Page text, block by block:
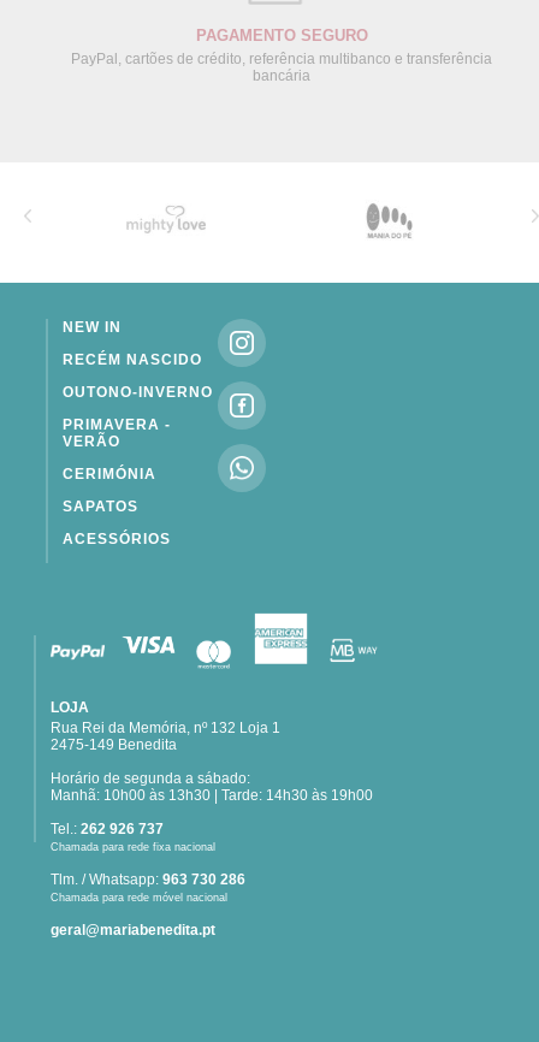
PAGAMENTO SEGURO
PayPal, cartões de crédito, referência multibanco e transferência
bancária
NEW IN
RECÉM NASCIDO
OUTONO-INVERNO
PRIMAVERA -
VERÃO
CERIMÓNIA
SAPATOS
ACESSÓRIOS
LOJA
Rua Rei da Memória, nº 132 Loja 1
2475-149 Benedita
Horário de segunda a sábado:
Manhã: 10h00 às 13h30 | Tarde: 14h30 às 19h00
Tel.: 262 926 737
Chamada para rede fixa nacional
Tlm. / Whatsapp: 963 730 286
Chamada para rede móvel nacional
geral@mariabenedita.pt